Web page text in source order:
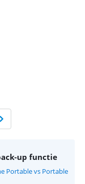
up functie
Portable vs Portable